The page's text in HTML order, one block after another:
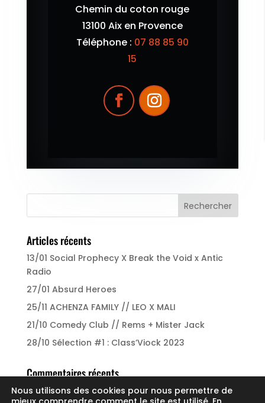
Chemin du coton rouge
13100 Aix en Provence
Téléphone : 07 88 85 90
15
Articles récents
13/01 Social Prophecy X Break the Void x Antic
Radio
27/01 Absurd Heroes
25/11 ACHENZA FAMILY // LEO X MALI
21/10 Comedy Club // Rems + Mister Jack
28/10 Sélection #1 : Class’Viock 2023
Commentaires récents
Nous utilisons des cookies pour nous permettre de